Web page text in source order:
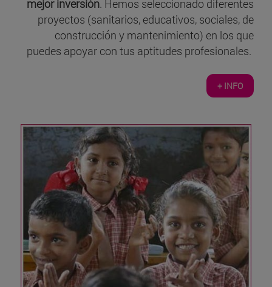
mejor inversión. Hemos seleccionado diferentes
proyectos (sanitarios, educativos, sociales, de
construcción y mantenimiento) en los que
puedes apoyar con tus aptitudes profesionales.
+ INFO